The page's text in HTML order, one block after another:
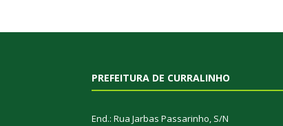
PREFEITURA DE CURRALINHO
End.: Rua Jarbas Passarinho, S/N